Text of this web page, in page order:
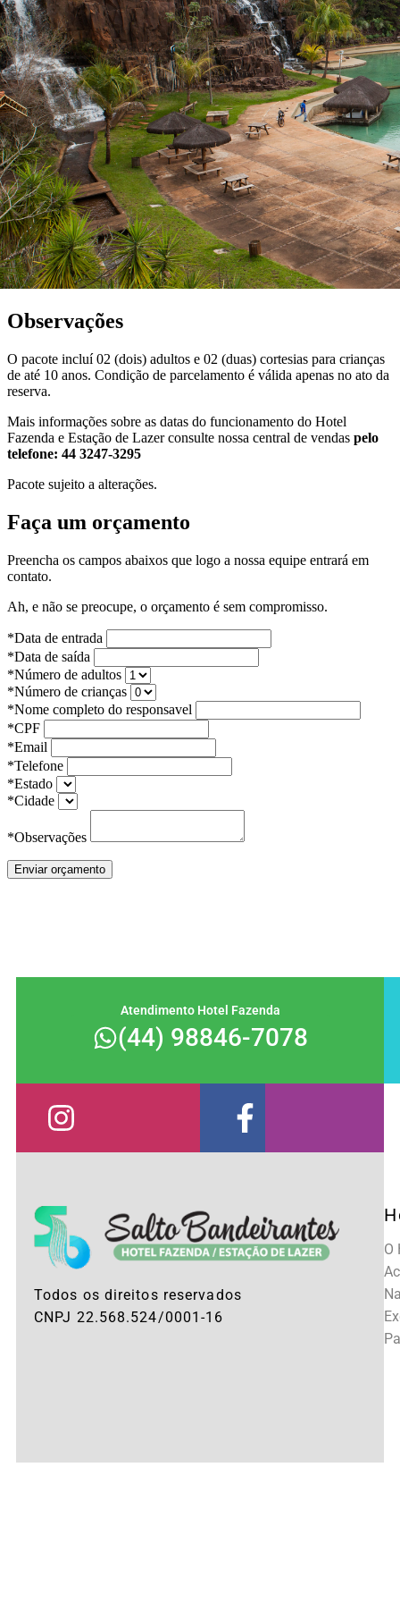
Observações
O pacote incluí 02 (dois) adultos e 02 (duas) cortesias para crianças
de até 10 anos. Condição de parcelamento é válida apenas no ato da
reserva.
Mais informações sobre as datas do funcionamento do Hotel
Fazenda e Estação de Lazer consulte nossa central de vendas pelo
telefone: 44 3247-3295
Pacote sujeito a alterações.
Faça um orçamento
Preencha os campos abaixos que logo a nossa equipe entrará em
contato.
Ah, e não se preocupe, o orçamento é sem compromisso.
*Data de entrada
*Data de saída
*Número de adultos
*Número de crianças
*Nome completo do responsavel
*CPF
*Email
*Telefone
*Estado
*Cidade
*Observações
Atendimento Hotel Fazenda
(44) 98846-7078
Todos os direitos reservados
CNPJ 22.568.524/0001-16
O